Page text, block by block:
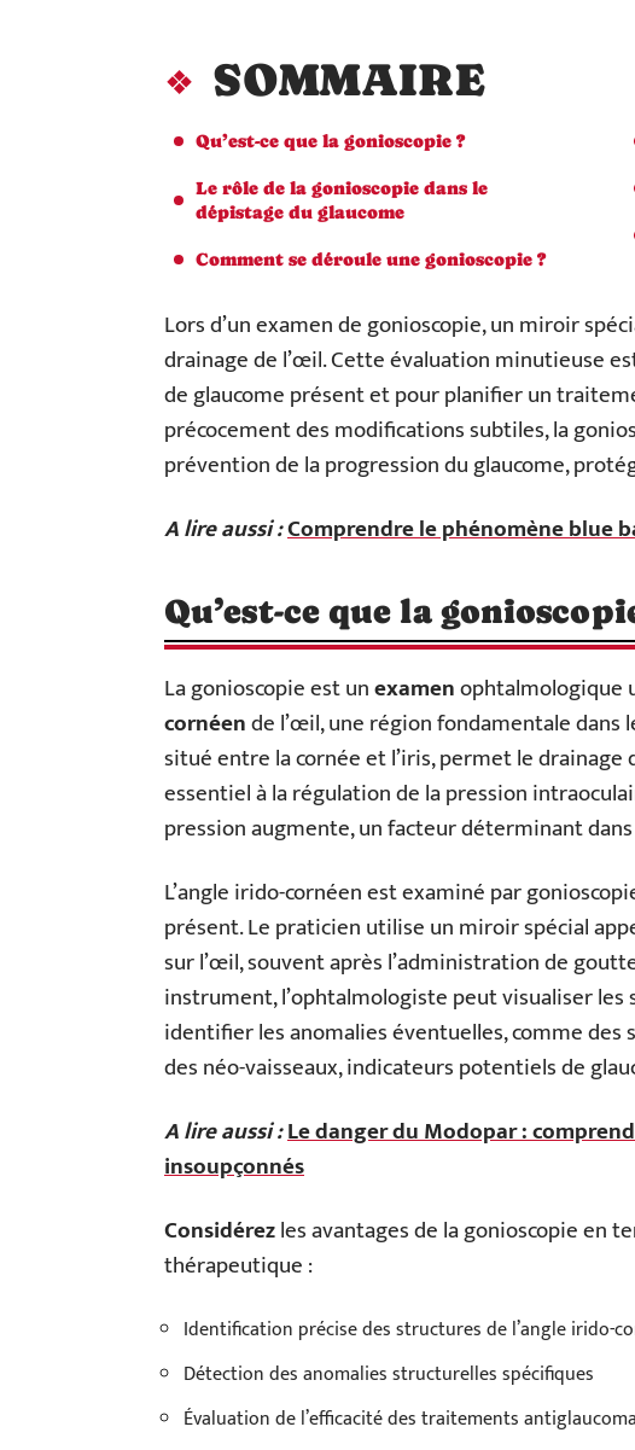
SOMMAIRE
Qu’est-ce que la gonioscopie ?
Le rôle de la gonioscopie dans le
dépistage du glaucome
Comment se déroule une gonioscopie ?
Lors d’un examen de gonioscopie, un miroir
drainage de l’œil. Cette évaluation minutieuse
de glaucome présent et pour planifier un
précocement des modifications subtiles, la
prévention de la progression du glaucome,
A lire aussi :Comprendre le phénomène blue
Qu’est-ce que la
La gonioscopie est unexamenophtalmologique
cornéende l’œil, une région fondamentale dans
situé entre la cornée et l’iris, permet le drainage
essentiel à la régulation de la pression
pression augmente, un facteur déterminant
L’angle irido-cornéen est examiné par
présent. Le praticien utilise un miroir spécial
sur l’œil, souvent après l’administration de
instrument, l’ophtalmologiste peut visualiser
identifier les anomalies éventuelles, comme
des néo-vaisseaux, indicateurs potentiels de
A lire aussi :Le danger du Modopar :
insoupçonnés
Considérezles avantages de la gonioscopie en
thérapeutique :
Identification précise des structures de l’angle irido-
Détection des anomalies structurelles spécifiques
Évaluation de l’efficacité des traitements